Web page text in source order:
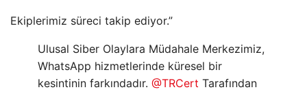
Ekiplerimiz süreci takip ediyor.”
Ulusal Siber Olaylara Müdahale Merkezimiz,
WhatsApp hizmetlerinde küresel bir
kesintinin farkındadır. @TRCert Tarafından